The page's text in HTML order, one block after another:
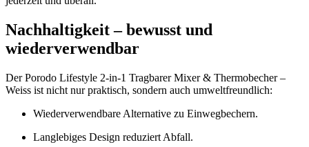
Nachhaltigkeit – bewusst und
wiederverwendbar
Der Porodo Lifestyle 2-in-1 Tragbarer Mixer & Thermobecher –
Weiss ist nicht nur praktisch, sondern auch umweltfreundlich:
Wiederverwendbare Alternative zu Einwegbechern.
Langlebiges Design reduziert Abfall.